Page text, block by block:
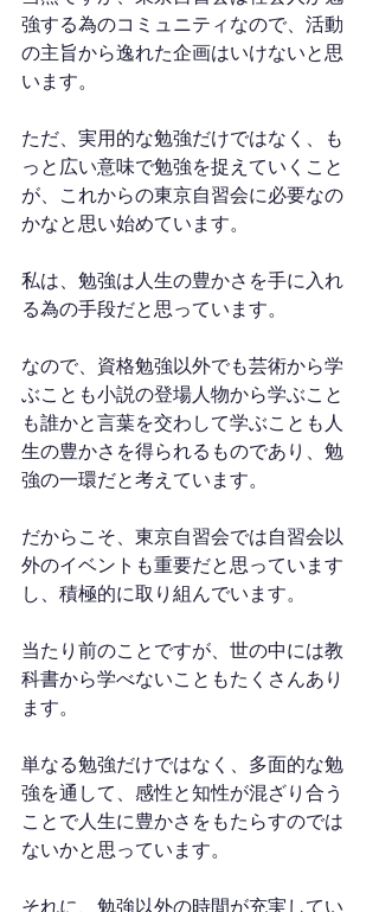
強する為のコミュニティなので、活動
の主旨から逸れた企画はいけないと思
います。
ただ、実用的な勉強だけではなく、も
っと広い意味で勉強を捉えていくこと
が、これからの東京自習会に必要なの
かなと思い始めています。
私は、勉強は人生の豊かさを手に入れ
る為の手段だと思っています。
なので、資格勉強以外でも芸術から学
ぶことも小説の登場人物から学ぶこと
も誰かと言葉を交わして学ぶことも人
生の豊かさを得られるものであり、勉
強の一環だと考えています。
だからこそ、東京自習会では自習会以
外のイベントも重要だと思っています
し、積極的に取り組んでいます。
当たり前のことですが、世の中には教
科書から学べないこともたくさんあり
ます。
単なる勉強だけではなく、多面的な勉
強を通して、感性と知性が混ざり合う
ことで人生に豊かさをもたらすのでは
ないかと思っています。
それに、勉強以外の時間が充実してい